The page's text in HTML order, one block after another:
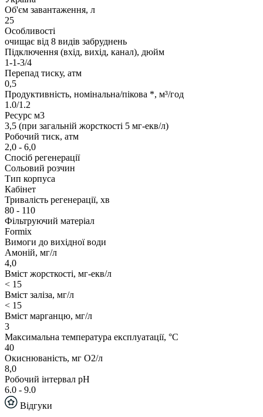
Об'єм завантаження, л
25
Особливості
очищає від 8 видів забруднень
Підключення (вхід, вихід, канал), дюйм
1-1-3/4
Перепад тиску, атм
0,5
Продуктивність, номінальна/пікова *, м³/год
1.0/1.2
Ресурс м3
3,5 (при загальній жорсткості 5 мг-екв/л)
Робочий тиск, атм
2,0 - 6,0
Спосіб регенерації
Сольовий розчин
Тип корпуса
Кабінет
Тривалість регенерації, хв
80 - 110
Фільтруючий матеріал
Formix
Вимоги до вихідної води
Амоній, мг/л
4,0
Вміст жорсткості, мг-екв/л
< 15
Вміст заліза, мг/л
< 15
Вміст марганцю, мг/л
3
Максимальна температура експлуатації, °С
40
Окиснюваність, мг О2/л
8,0
Робочий інтервал рН
6.0 - 9.0
Відгуки